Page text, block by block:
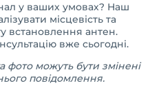
у ваших умовах? Наш
місцевість та
встановлення антен.
вже сьогодні.
фото можуть бути змінені
повідомлення.